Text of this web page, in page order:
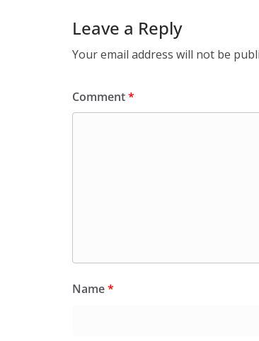
Leave a Reply
Your email address will not be
Comment*
Name*